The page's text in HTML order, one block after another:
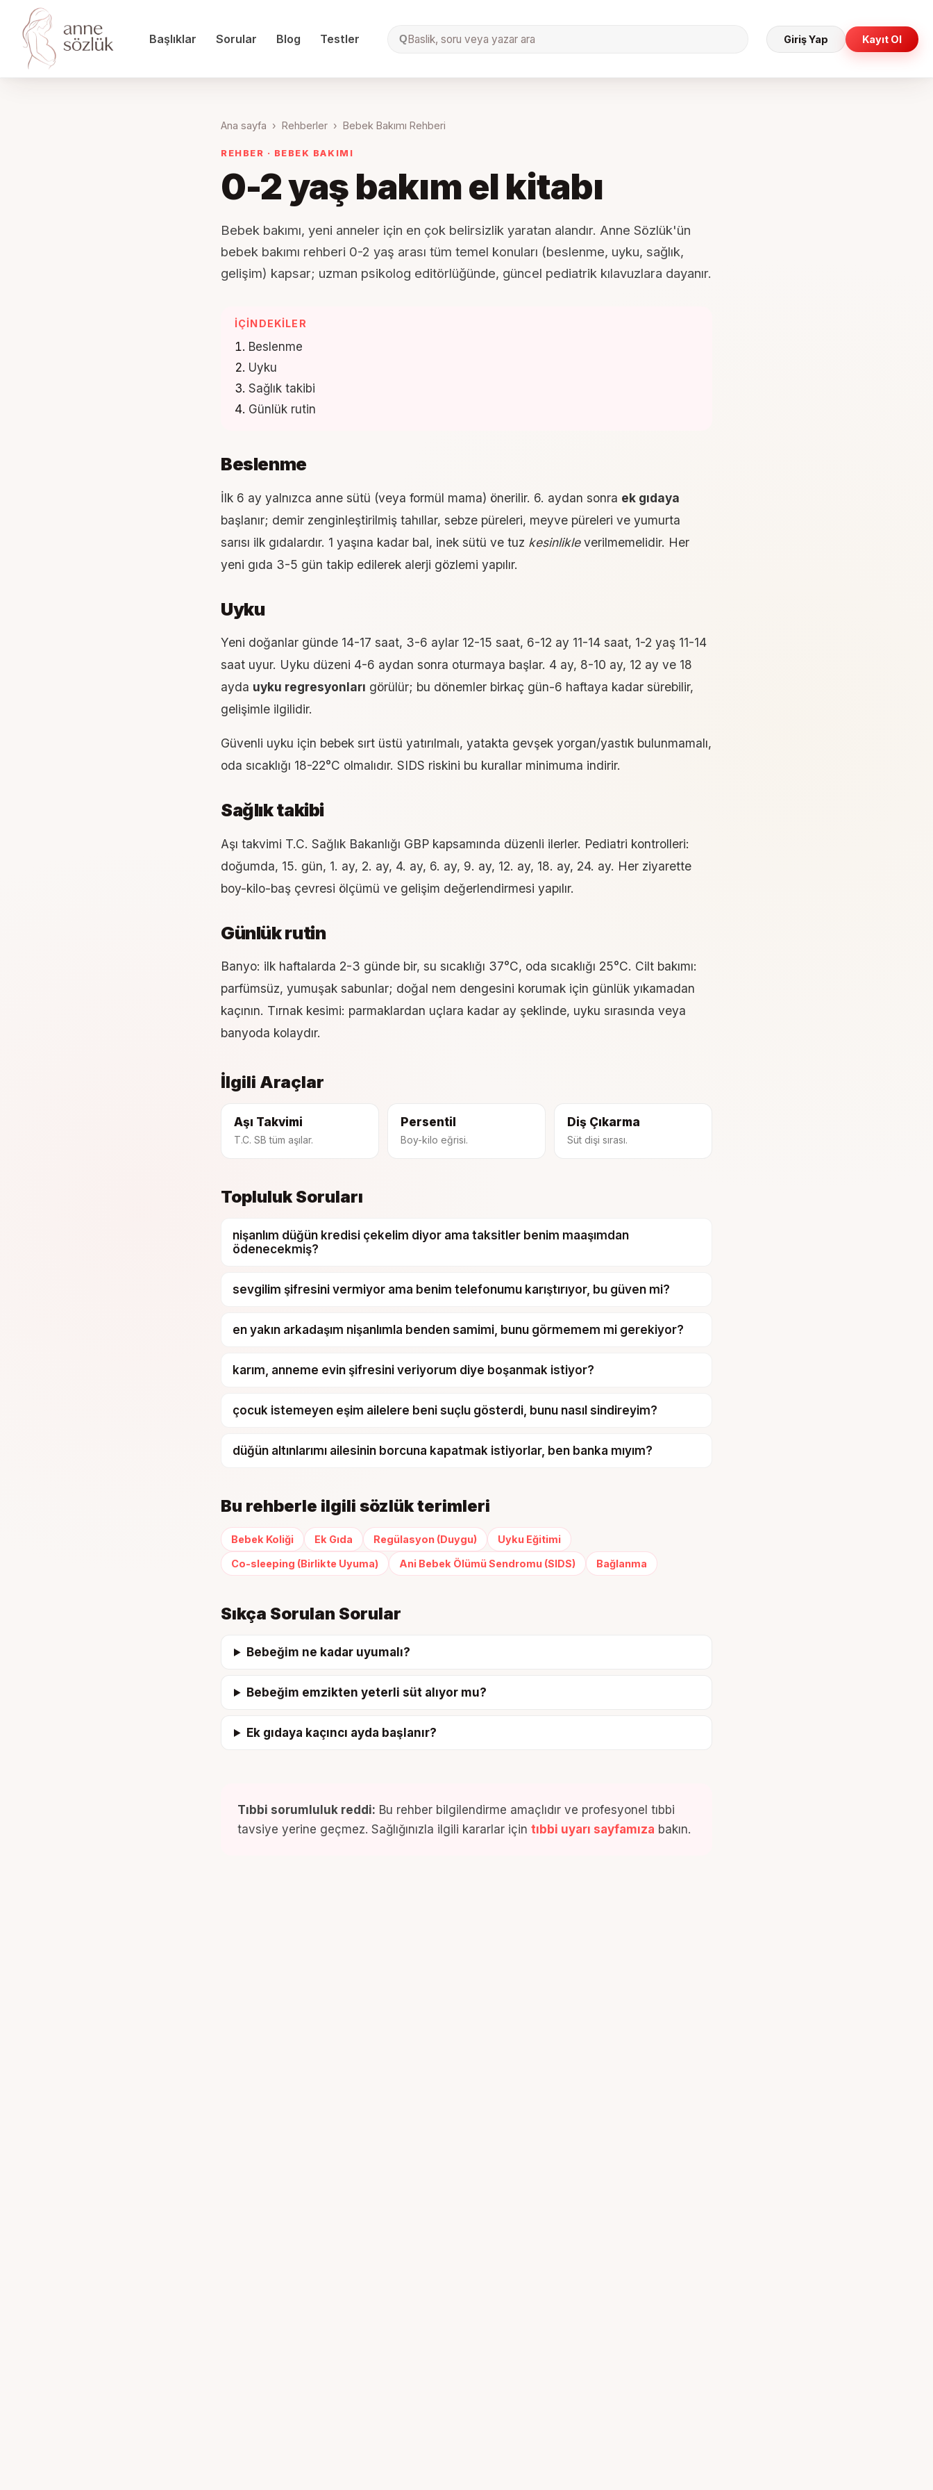
Başlıklar Sorular Blog Testler QBaslik, soru veya yazar ara Giriş Yap Kayıt Ol
Ana sayfa › Rehberler › Bebek Bakımı Rehberi
REHBER · BEBEK BAKIMI
0-2 yaş bakım el kitabı
Bebek bakımı, yeni anneler için en çok belirsizlik yaratan alandır. Anne Sözlük'ün
bebek bakımı rehberi 0-2 yaş arası tüm temel konuları (beslenme, uyku, sağlık,
gelişim) kapsar; uzman psikolog editörlüğünde, güncel pediatrik kılavuzlara dayanır.
İÇINDEKILER
Beslenme
Uyku
Sağlık takibi
Günlük rutin
Beslenme
İlk 6 ay yalnızca anne sütü (veya formül mama) önerilir. 6. aydan sonra ek gıdaya
başlanır; demir zenginleştirilmiş tahıllar, sebze püreleri, meyve püreleri ve yumurta
sarısı ilk gıdalardır. 1 yaşına kadar bal, inek sütü ve tuz kesinlikleverilmemelidir. Her
yeni gıda 3-5 gün takip edilerek alerji gözlemi yapılır.
Uyku
Yeni doğanlar günde 14-17 saat, 3-6 aylar 12-15 saat, 6-12 ay 11-14 saat, 1-2 yaş 11-14
saat uyur. Uyku düzeni 4-6 aydan sonra oturmaya başlar. 4 ay, 8-10 ay, 12 ay ve 18
ayda uyku regresyonları görülür; bu dönemler birkaç gün-6 haftaya kadar sürebilir,
gelişimle ilgilidir.
Güvenli uyku için bebek sırt üstü yatırılmalı, yatakta gevşek yorgan/yastık bulunmamalı,
oda sıcaklığı 18-22°C olmalıdır. SIDS riskini bu kurallar minimuma indirir.
Sağlık takibi
Aşı takvimi T.C. Sağlık Bakanlığı GBP kapsamında düzenli ilerler. Pediatri kontrolleri:
doğumda, 15. gün, 1. ay, 2. ay, 4. ay, 6. ay, 9. ay, 12. ay, 18. ay, 24. ay. Her ziyarette
boy-kilo-baş çevresi ölçümü ve gelişim değerlendirmesi yapılır.
Günlük rutin
Banyo: ilk haftalarda 2-3 günde bir, su sıcaklığı 37°C, oda sıcaklığı 25°C. Cilt bakımı:
parfümsüz, yumuşak sabunlar; doğal nem dengesini korumak için günlük yıkamadan
kaçının. Tırnak kesimi: parmaklardan uçlara kadar ay şeklinde, uyku sırasında veya
banyoda kolaydır.
İlgili Araçlar
Aşı Takvimi
T.C. SB tüm aşılar.
Persentil
Boy-kilo eğrisi.
Diş Çıkarma
Süt dişi sırası.
Topluluk Soruları
nişanlım düğün kredisi çekelim diyor ama taksitler benim maaşımdan
ödenecekmiş?
sevgilim şifresini vermiyor ama benim telefonumu karıştırıyor, bu güven mi?
en yakın arkadaşım nişanlımla benden samimi, bunu görmemem mi gerekiyor?
karım, anneme evin şifresini veriyorum diye boşanmak istiyor?
çocuk istemeyen eşim ailelere beni suçlu gösterdi, bunu nasıl sindireyim?
düğün altınlarımı ailesinin borcuna kapatmak istiyorlar, ben banka mıyım?
Bu rehberle ilgili sözlük terimleri
Bebek Koliği Ek Gıda Regülasyon (Duygu) Uyku Eğitimi
Co-sleeping (Birlikte Uyuma) Ani Bebek Ölümü Sendromu (SIDS) Bağlanma
Sıkça Sorulan Sorular
Bebeğim ne kadar uyumalı?
Bebeğim emzikten yeterli süt alıyor mu?
Ek gıdaya kaçıncı ayda başlanır?
Tıbbi sorumluluk reddi: Bu rehber bilgilendirme amaçlıdır ve profesyonel tıbbi
tavsiye yerine geçmez. Sağlığınızla ilgili kararlar için tıbbi uyarı sayfamıza bakın.